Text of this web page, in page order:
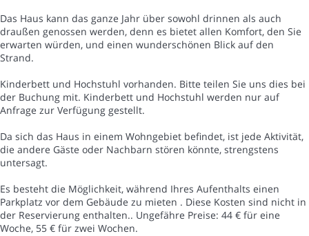
Das Haus kann das ganze Jahr über sowohl drinnen als auch
draußen genossen werden, denn es bietet allen Komfort, den Sie
erwarten würden, und einen wunderschönen Blick auf den
Strand.
Kinderbett und Hochstuhl vorhanden. Bitte teilen Sie uns dies bei
der Buchung mit. Kinderbett und Hochstuhl werden nur auf
Anfrage zur Verfügung gestellt.
Da sich das Haus in einem Wohngebiet befindet, ist jede Aktivität,
die andere Gäste oder Nachbarn stören könnte, strengstens
untersagt.
Es besteht die Möglichkeit, während Ihres Aufenthalts einen
Parkplatz vor dem Gebäude zu mieten . Diese Kosten sind nicht in
der Reservierung enthalten.. Ungefähre Preise: 44 € für eine
Woche, 55 € für zwei Wochen.